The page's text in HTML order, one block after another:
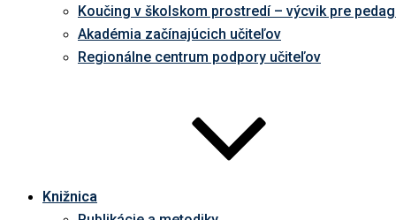
Koučing v školskom prostredí – výcvik pre
Akadémia začínajúcich učiteľov
Regionálne centrum podpory učiteľov
Knižnica